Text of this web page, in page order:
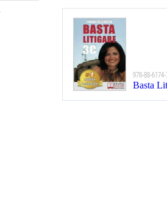
978-88-
Basta